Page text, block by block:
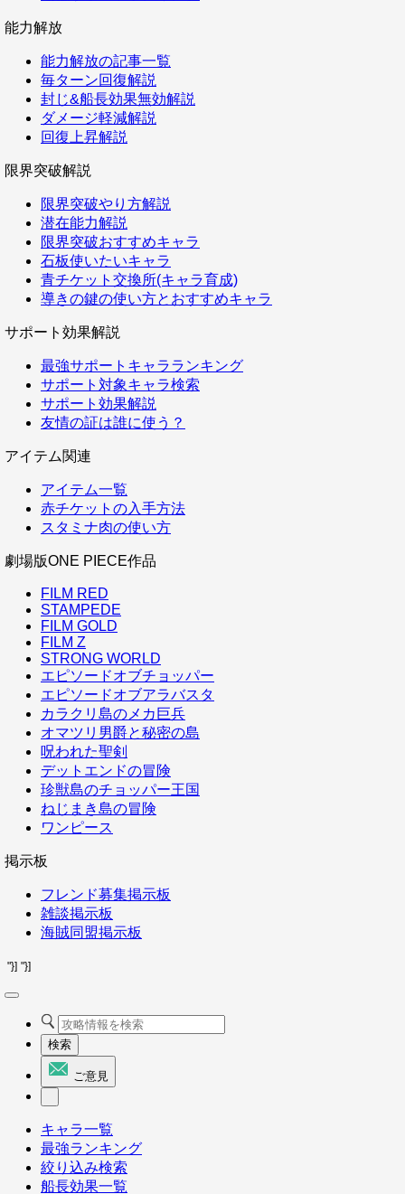
能力解放
能力解放の記事一覧
毎ターン回復解説
封じ&船長効果無効解説
ダメージ軽減解説
回復上昇解説
限界突破解説
限界突破やり方解説
潜在能力解説
限界突破おすすめキャラ
石板使いたいキャラ
青チケット交換所(キャラ育成)
導きの鍵の使い方とおすすめキャラ
サポート効果解説
最強サポートキャラランキング
サポート対象キャラ検索
サポート効果解説
友情の証は誰に使う？
アイテム関連
アイテム一覧
赤チケットの入手方法
スタミナ肉の使い方
劇場版ONE PIECE作品
FILM RED
STAMPEDE
FILM GOLD
FILM Z
STRONG WORLD
エピソードオブチョッパー
エピソードオブアラバスタ
カラクリ島のメカ巨兵
オマツリ男爵と秘密の島
呪われた聖剣
デットエンドの冒険
珍獣島のチョッパー王国
ねじまき島の冒険
ワンピース
掲示板
フレンド募集掲示板
雑談掲示板
海賊同盟掲示板
"}] "}]
検索
ご意見
キャラ一覧
最強ランキング
絞り込み検索
船長効果一覧